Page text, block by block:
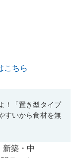
こちら
！「置き型タイプ
すいから食材を無